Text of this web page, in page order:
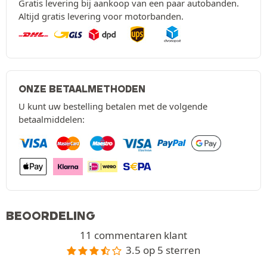
Gratis levering bij aankoop van een paar autobanden.
Altijd gratis levering voor motorbanden.
ONZE BETAALMETHODEN
U kunt uw bestelling betalen met de volgende
betaalmiddelen:
BEOORDELING
11 commentaren klant
3.5 op 5 sterren